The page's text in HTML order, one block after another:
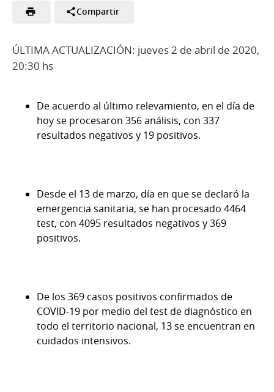
Compartir
ÚLTIMA ACTUALIZACIÓN: jueves 2 de abril de 2020,
20:30 hs
De acuerdo al último relevamiento, en el día de
hoy se procesaron 356 análisis, con 337
resultados negativos y 19 positivos.
Desde el 13 de marzo, día en que se declaró la
emergencia sanitaria, se han procesado 4464
test, con 4095 resultados negativos y 369
positivos.
De los 369 casos positivos confirmados de
COVID-19 por medio del test de diagnóstico en
todo el territorio nacional, 13 se encuentran en
cuidados intensivos.